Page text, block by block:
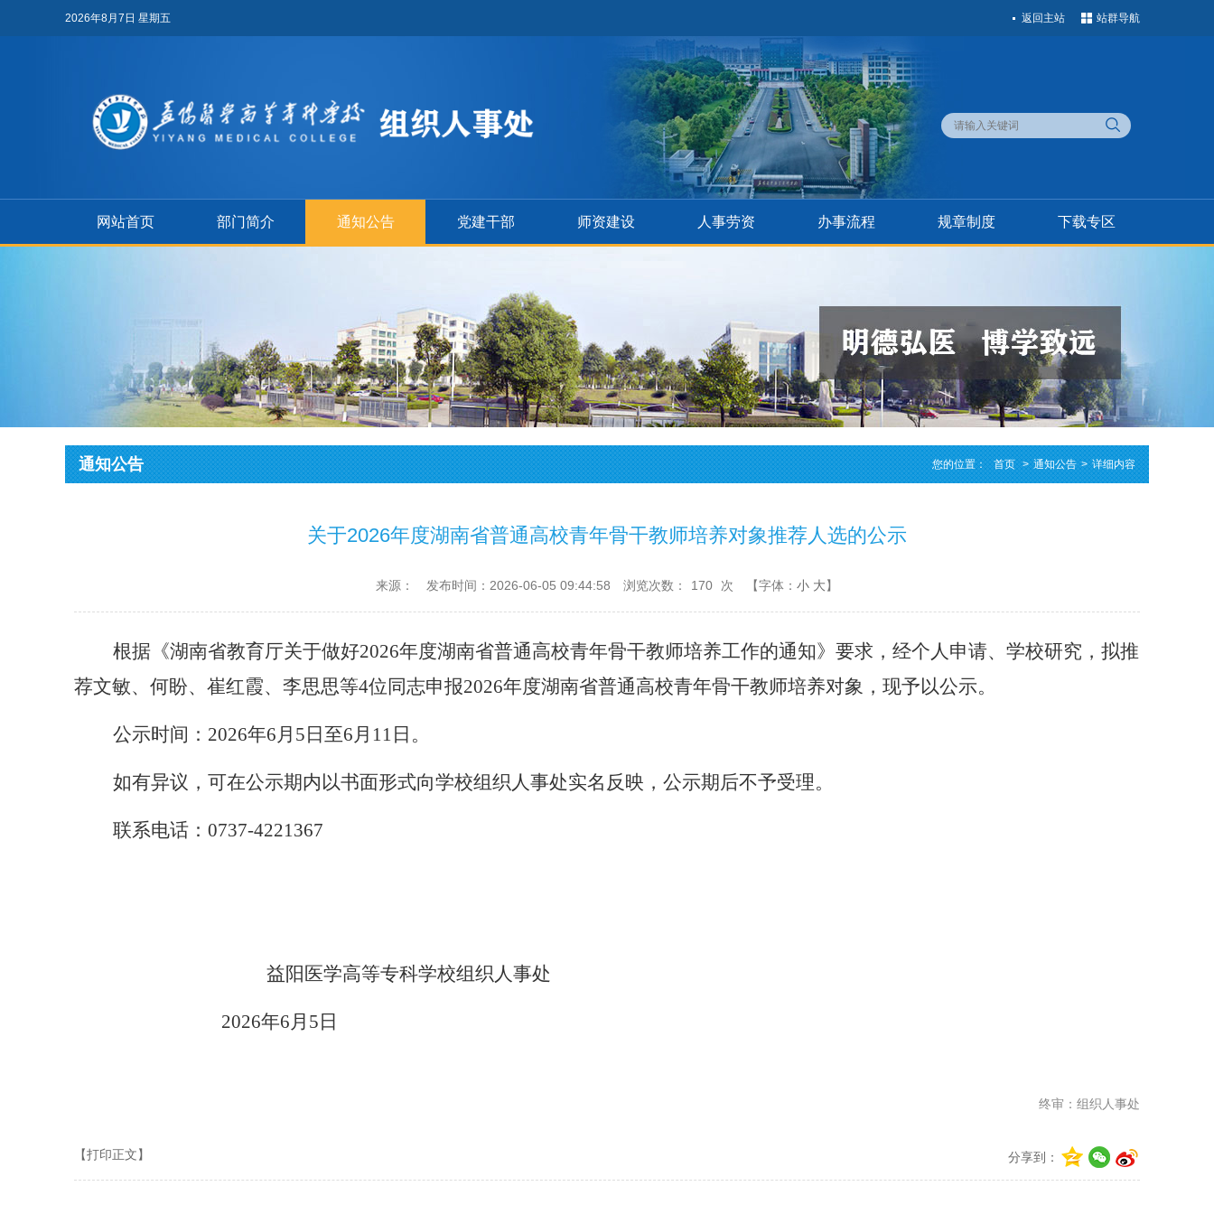
返回主站 站群导航
2026年8月7日 星期五
网站首页 部门简介 通知公告 党建干部 师资建设 人事劳资 办事流程 规章制度 下载专区
您的位置： 首页 > 通知公告 > 详细内容
通知公告
关于2026年度湖南省普通高校青年骨干教师培养对象推荐人选的公示
来源： 发布时间：2026-06-05 09:44:58 浏览次数： 170 次 【字体： 小 大】
根据《湖南省教育厅关于做好2026年度湖南省普通高校青年骨干教师培养工作的通知》要求，经个人申请、 学校研究 ， 拟推
荐文敏、何盼、崔红霞、李思思等4位同志申报2026年度湖南省普通高校青年骨干教师培养对象，现予以公示。
公示时间： 2026年6月 5 日至6月11 日。
如有异议，可在公示期内以书面形式向学校组织人事处实名反映，公示期后不予受理。
联系电话： 0737-4221367
益阳医学高等专科学校组织人事处
2026年6月 5 日
终审：组织人事处
分享到：
【打印正文】